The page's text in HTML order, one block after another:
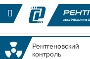
Рентгеновский
контроль